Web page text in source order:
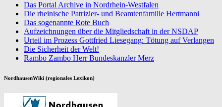
Das Portal Archive in Nordrhein-Westfalen
Die rheinische Patrizier- und Beamtenfamilie Hertmanni
Das sogenannte Rote Buch
Aufzeichnungen über die Mitgliedschaft in der NSDAP
Urteil im Prozess Gottfried Liesegang: Tötung auf Verlangen
Die Sicherheit der Welt!
Rambo Zambo Herr Bundeskanzler Merz
NordhausenWiki (regionales Lexikon)